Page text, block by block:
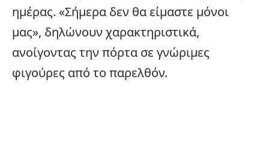
ημέρας. «Σήμερα δεν θα είμαστε μόνοι
μας», δηλώνουν χαρακτηριστικά,
ανοίγοντας την πόρτα σε γνώριμες
φιγούρες από το παρελθόν.